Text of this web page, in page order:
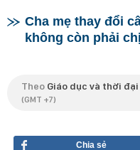
Cha mẹ thay đổi
không còn phải
Theo Giáo dục và thời đại
(GMT +7)
Chia sẻ